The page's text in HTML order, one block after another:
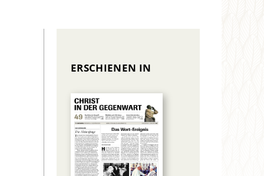
ERSCHIENEN IN